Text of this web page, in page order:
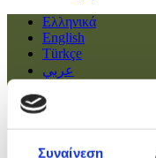
Συναίνεση
Ελληνικά
English
Türkçe
عربي
Αρχική
Πολιτική